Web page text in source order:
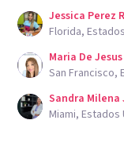
Jessica Perez
Florida,
Maria De
San Francisco,
Sandra Milena
Miami, Estados